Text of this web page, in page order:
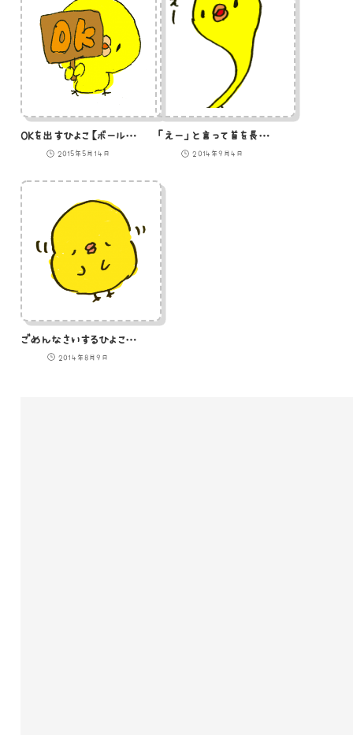
OKを出すひよこ【ボールペン】のイラスト
2015年5月14日
「えー」と言って首を長くするひよこのイラスト
2014年9月4日
ごめんなさいするひよこのイラスト
2014年8月9日